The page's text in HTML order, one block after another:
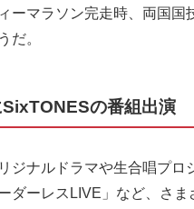
ーマラソン完走時、両国国
だ。
の番組出演
ジナルドラマや生合唱プロ
ダーレスLIVE」など、さ